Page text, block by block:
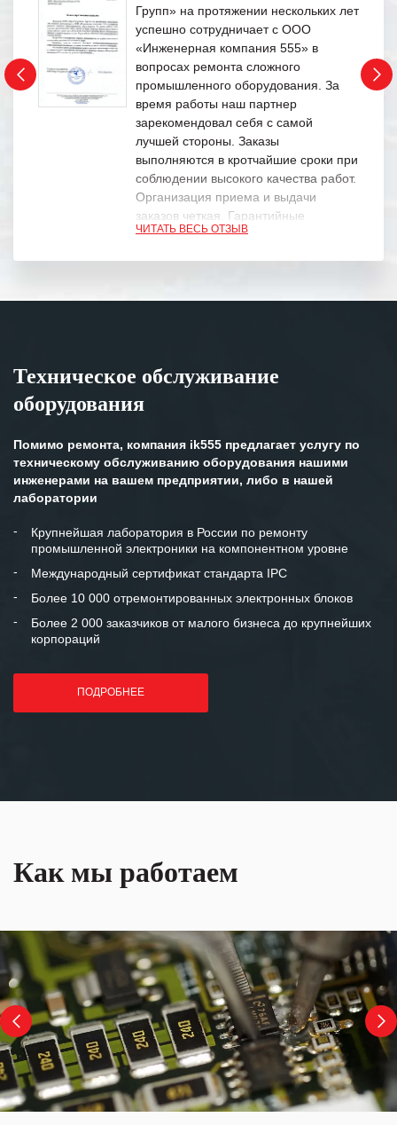
Групп» на протяжении нескольких лет
успешно сотрудничает с ООО
«Инженерная компания 555» в
вопросах ремонта сложного
промышленного оборудования. За
время работы наш партнер
зарекомендовал себя с самой
лучшей стороны. Заказы
выполняются в кротчайшие сроки при
соблюдении высокого качества работ.
Организация приема и выдачи
заказов четкая. Гарантийные
обязательства выполняются в
Особенно хочется отметить высокую
клиентоориентированность
готовность помочь в самых сложных
Мы высоко ценим сложившиеся
и доверительные партнерские
отношения и искренне желаем
«Инженерной компании «555» долгих
лет успеха и процветания.
ЧИТАТЬ ВЕСЬ ОТЗЫВ
Техническое обслуживание
оборудования
Помимо ремонта, компания ik555 предлагает услугу по
техническому обслуживанию оборудования нашими
инженерами на вашем предприятии, либо в нашей
лаборатории
Крупнейшая лаборатория в России по ремонту
промышленной электроники на компонентном уровне
Международный сертификат стандарта IPC
Более 10 000 отремонтированных электронных блоков
Более 2 000 заказчиков от малого бизнеса до крупнейших
корпораций
ПОДРОБНЕЕ
Как мы работаем